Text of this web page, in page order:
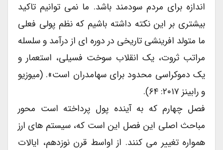
اندازه برای مردم سودمند باشد. ما نمی توانیم تاکید
بیشتری بر این نکته داشته باشیم که نظم پولی فعلی
ما متولد افرینشی تاریخی در دوره ای از درآمد و سلسله
مراتب ثروت، یک انقلاب سوخت فسیلی، استعمار و
یک دموکراسی محدود برای سهامدران است». (میوزیو
و رابینز ۲۰۱۷: ۶۴).
فصل چهارم که به آینده پول پرداخته است محور
مباحث اصلی این فصل این است که، سیستم های ارز
همواره تغییر می کنند. از اواسط قرن نوزدهم، ایالات